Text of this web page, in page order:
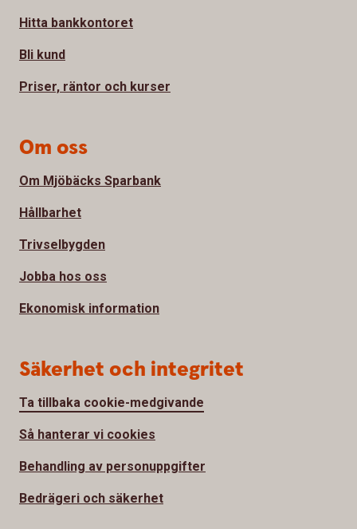
Hitta bankkontoret
Bli kund
Priser, räntor och kurser
Om oss
Om Mjöbäcks Sparbank
Hållbarhet
Trivselbygden
Jobba hos oss
Ekonomisk information
Säkerhet och integritet
Ta tillbaka cookie-medgivande
Så hanterar vi cookies
Behandling av personuppgifter
Bedrägeri och säkerhet